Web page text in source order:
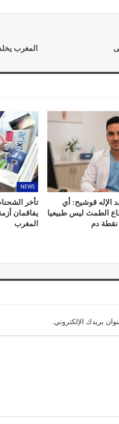
المغرب
الإله قوشيح: أي
الطمث ليس طبيعيا
نقطة دم
NEWS
تأخر
يفاقمان
المغرب
بريدك الإلكتروني.
العلاج
تحذير من